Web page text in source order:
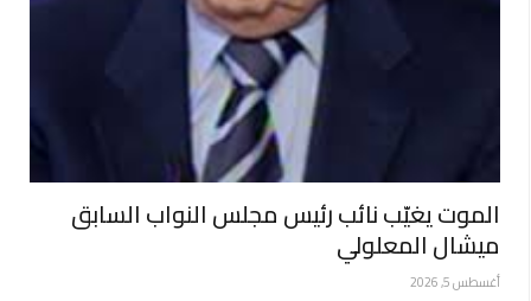
الموت يغيّب نائب رئيس مجلس النواب السابق
ميشال المعلولي
أغسطس 5, 2026